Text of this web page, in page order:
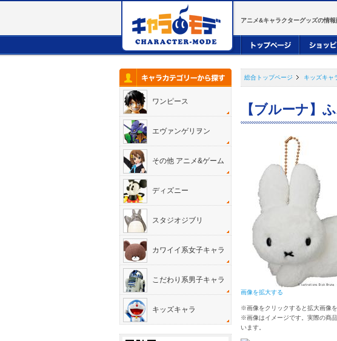
アニメ&キャラクターグッズの情
ワンピース
エヴァンゲリヲン
その他 アニメ&ゲーム
ディズニー
スタジオジブリ
カワイイ系女子キャラ
こだわり系男子キャラ
キッズキャラ
総合トップページ キッズキャ
【ブルーナ】
画像を拡大する
※画像をクリックすると拡大画像を
※画像はイメージです。実際の商
います。